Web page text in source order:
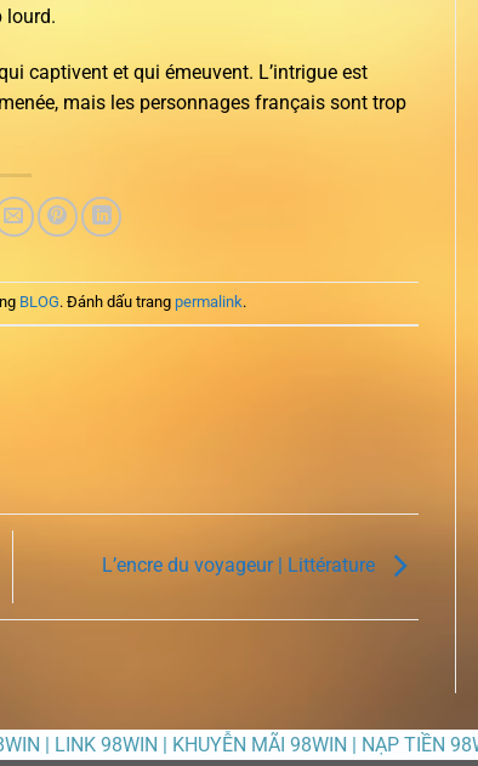
lourd.
captivent et qui émeuvent. L’intrigue est
mais les personnages français sont trop
BLOG. Đánh dấu trang permalink.
L’encre du voyageur | Littérature
| LINK 98WIN | KHUYỄN MÃI 98WIN | NẠP TIỀN